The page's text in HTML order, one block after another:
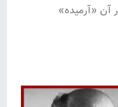
آن «آرمیده»